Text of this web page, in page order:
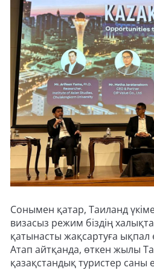
Сонымен қатар, Таиланд
визасыз режим біздің
қатынасты жақсартуға ықпал
Атап айтқанда, өткен жылы
қазақстандық туристер саны